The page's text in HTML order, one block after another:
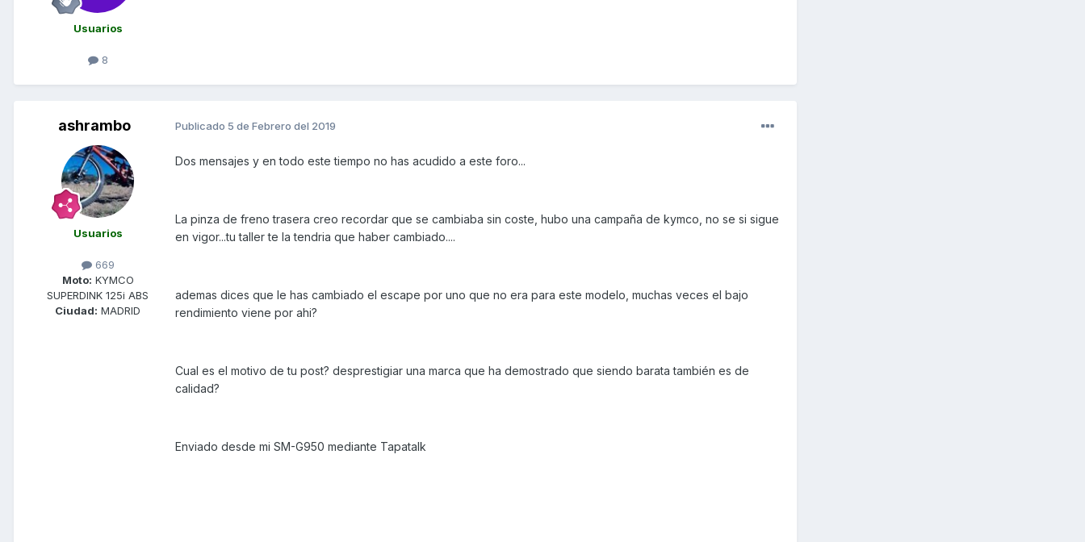
Usuarios
8
ashrambo
Usuarios
669
Moto: KYMCO
SUPERDINK 125i ABS
Ciudad: MADRID
Publicado 5 de Febrero del 2019
Dos mensajes y en todo este tiempo no has acudido a este foro...
La pinza de freno trasera creo recordar que se cambiaba sin coste, hubo una campaña de kymco, no se si sigue
en vigor...tu taller te la tendria que haber cambiado....
ademas dices que le has cambiado el escape por uno que no era para este modelo, muchas veces el bajo
rendimiento viene por ahi?
Cual es el motivo de tu post? desprestigiar una marca que ha demostrado que siendo barata también es de
calidad?
Enviado desde mi SM-G950 mediante Tapatalk